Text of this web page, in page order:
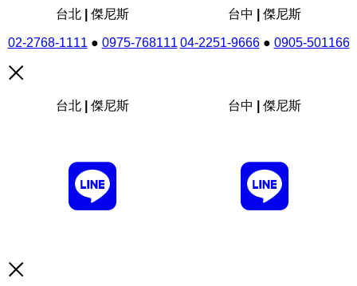
台北 | 傑尼斯
02-2768-1111 ● 0975-768111
台中 | 傑尼斯
04-2251-9666● 0905-501166
台北 | 傑尼斯 台中 | 傑尼斯